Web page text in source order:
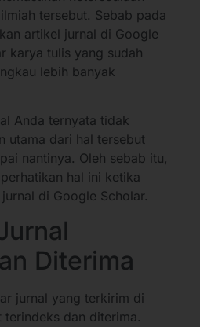
tersebut. Sebab pada
artikel jurnal di Google
karya tulis yang sudah
lebih banyak
Anda ternyata tidak
utama dari hal tersebut
nantinya. Oleh sebab itu,
hal ini ketika
di Google Scholar.
Diterima
jurnal yang terkirim di
dan diterima.